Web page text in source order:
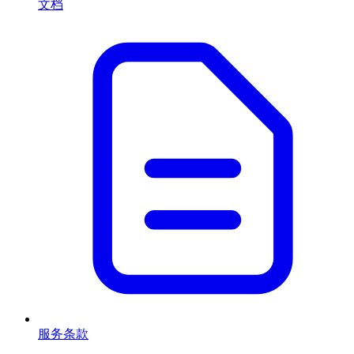
文档
服务条款